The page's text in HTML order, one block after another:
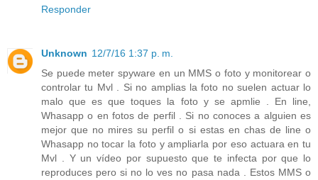
Responder
Unknown 12/7/16 1:37 p. m.
Se puede meter spyware en un MMS o foto y monitorear o
controlar tu Mvl . Si no amplias la foto no suelen actuar lo
malo que es que toques la foto y se apmlie . En line,
Whasapp o en fotos de perfil . Si no conoces a alguien es
mejor que no mires su perfil o si estas en chas de line o
Whasapp no tocar la foto y ampliarla por eso actuara en tu
Mvl . Y un vídeo por supuesto que te infecta por que lo
reproduces pero si no lo ves no pasa nada . Estos MMS o